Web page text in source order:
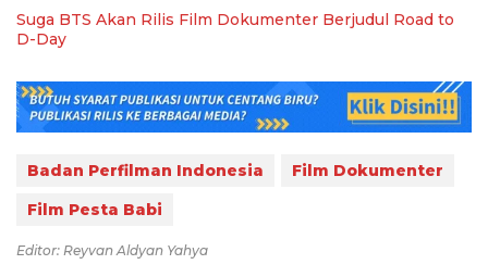
Suga BTS Akan Rilis Film Dokumenter Berjudul Road to
D-Day
Badan Perfilman Indonesia
Film Dokumenter
Film Pesta Babi
Editor: Reyvan Aldyan Yahya